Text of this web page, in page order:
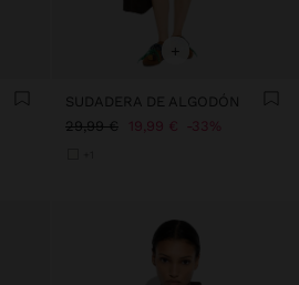
+
SUDADERA DE ALGODÓN
29,99 €
19,99 € 33%